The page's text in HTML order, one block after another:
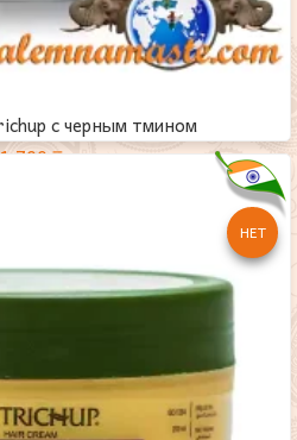
с черным тмином
1,700₸
НЕТ